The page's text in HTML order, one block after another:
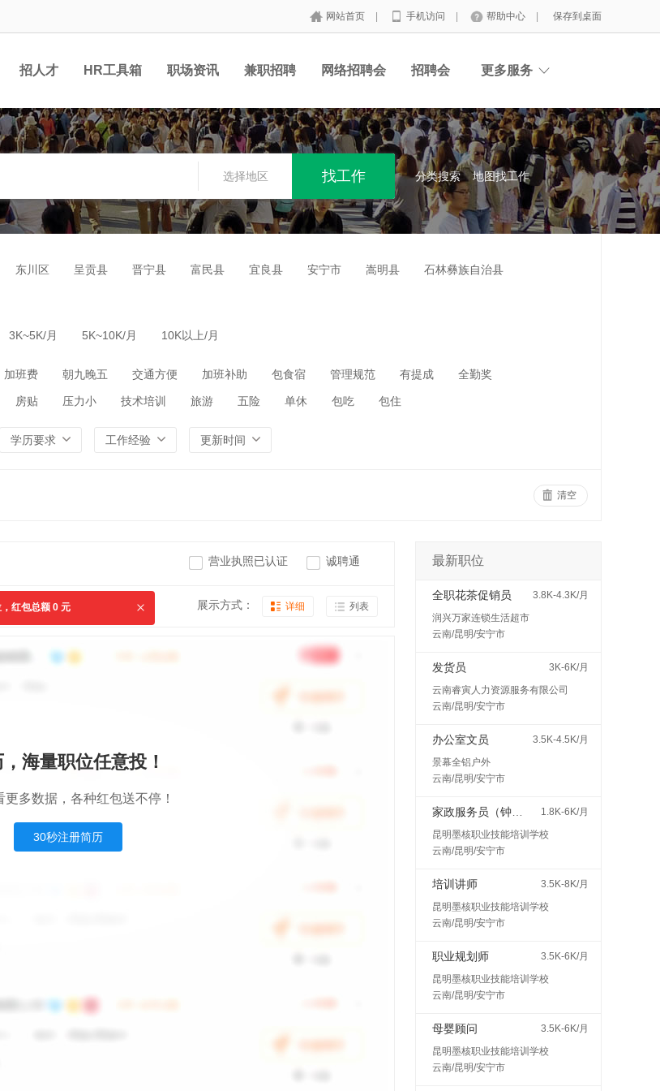
网站首页 手机访问 帮助中心 保存到桌面
招人才 HR工具箱 职场资讯 兼职招聘 网络招聘会 招聘会 更多服务
选择地区 分类搜索 地图找工作
东川区 呈贡县 晋宁县 富民县 宜良县 安宁市 嵩明县 石林彝族自治县
3K~5K/月 5K~10K/月 10K以上/月
加班费 朝九晚五 交通方便 加班补助 包食宿 管理规范 有提成 全勤奖
房贴 压力小 技术培训 旅游 五险 单休 包吃 包住
学历要求 工作经验 更新时间
清空
红包总额 0 元
营业执照已认证 诚聘通
展示方式： 详细 列表
海量职位任意投！
多数据，各种红包送不停！
30秒注册简历
最新职位
全职花茶促销员
3.8K-4.3K/月
润兴万家连锁生活超市
云南/昆明/安宁市
发货员
3K-6K/月
云南睿寅人力资源服务有限公司
云南/昆明/安宁市
办公室文员
3.5K-4.5K/月
景幕全铝户外
云南/昆明/安宁市
1.8K-6K/月
昆明墨核职业技能培训学校
云南/昆明/安宁市
培训讲师
3.5K-8K/月
昆明墨核职业技能培训学校
云南/昆明/安宁市
职业规划师
3.5K-6K/月
昆明墨核职业技能培训学校
云南/昆明/安宁市
母婴顾问
3.5K-6K/月
昆明墨核职业技能培训学校
云南/昆明/安宁市